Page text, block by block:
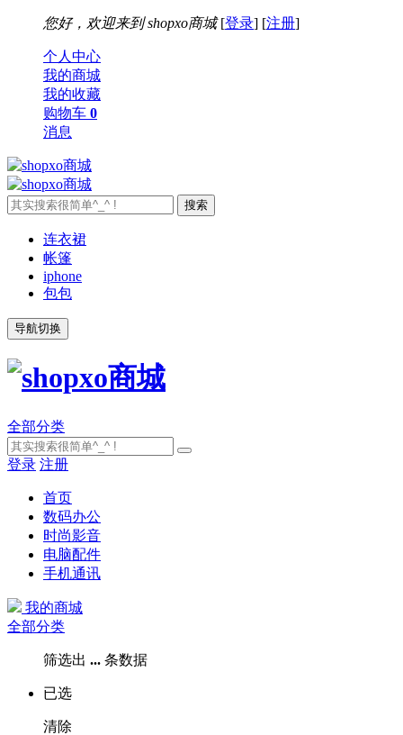
您好，欢迎来到 shopxo商城[登录] [注册]
个人中心
我的商城
我的收藏
购物车 0
消息
连衣裙
帐篷
iphone
包包
导航切换
全部分类
登录 注册
首页
数码办公
时尚影音
电脑配件
手机通讯
我的商城
全部分类
筛选出 ... 条数据
已选
清除